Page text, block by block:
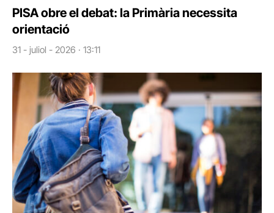
PISA obre el debat: la Primària necessita
orientació
31 - juliol - 2026 · 13:11